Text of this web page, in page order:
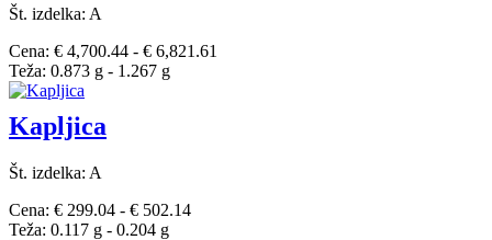
Št. izdelka: A
Cena: € 4,700.44 - € 6,821.61
Teža: 0.873 g - 1.267 g
Kapljica
Št. izdelka: A
Cena: € 299.04 - € 502.14
Teža: 0.117 g - 0.204 g